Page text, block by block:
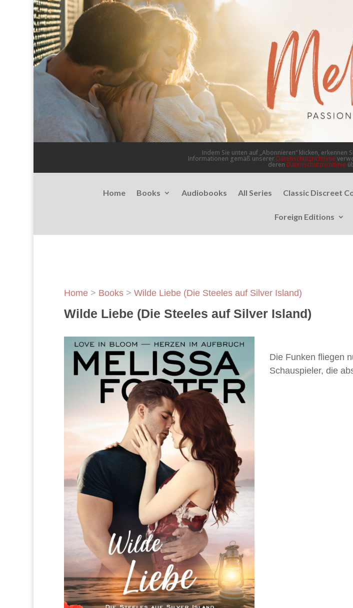
Indem Sie unten auf „Abonnieren“ klicken,
Informationen gemäß unserer Datenschutzrichtlinie
deren Datenschutzrichtlinie
Home Books Audiobooks All Series Classic Discreet
Foreign Editions
Home> Books> Wilde Liebe (Die Steeles auf Silver Island)
Wilde Liebe (Die Steeles auf Silver Island)
Die Funken fliegen
Schauspieler, die